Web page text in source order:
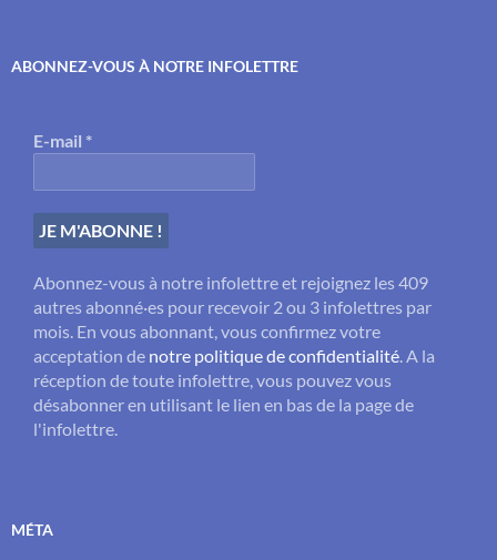
ABONNEZ-VOUS À NOTRE INFOLETTRE
E-mail *
Abonnez-vous à notre infolettre et rejoignez les 409
autres abonné·es pour recevoir 2 ou 3 infolettres par
mois. En vous abonnant, vous confirmez votre
acceptation de notre politique de confidentialité . A la
réception de toute infolettre, vous pouvez vous
désabonner en utilisant le lien en bas de la page de
l'infolettre.
MÉTA